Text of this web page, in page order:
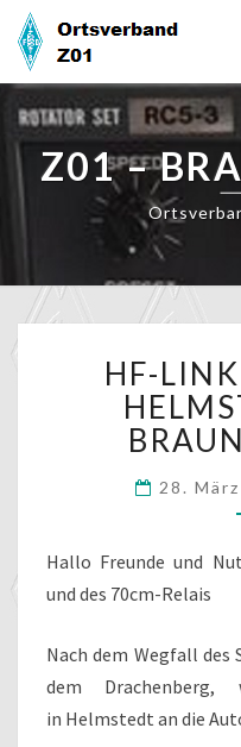
Skip
content
Z01 –
HF-
28.
Hallo Freunde und
und des 70cm-Relais
Nach dem Wegfall des
dem Drachenberg,
in Helmstedt an die